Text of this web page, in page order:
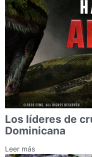
Los líderes de
Dominicana
Leer más